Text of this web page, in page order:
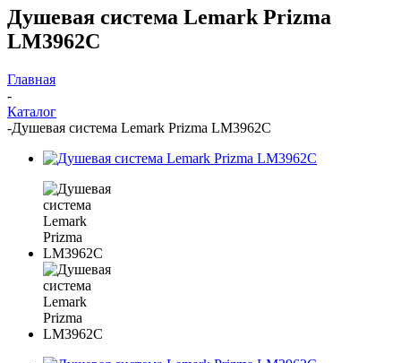
Душевая система Lemark Prizma
LM3962C
Главная
-
Каталог
-Душевая система Lemark Prizma LM3962C